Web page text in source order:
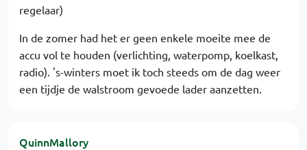
regelaar)
In de zomer had het er geen enkele moeite mee de
accu vol te houden (verlichting, waterpomp, koelkast,
radio). 's-winters moet ik toch steeds om de dag weer
een tijdje de walstroom gevoede lader aanzetten.
QuinnMallory